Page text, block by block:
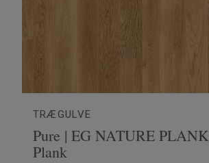
TRÆGULVE
Pure | EG NATURE PLANK
Plank